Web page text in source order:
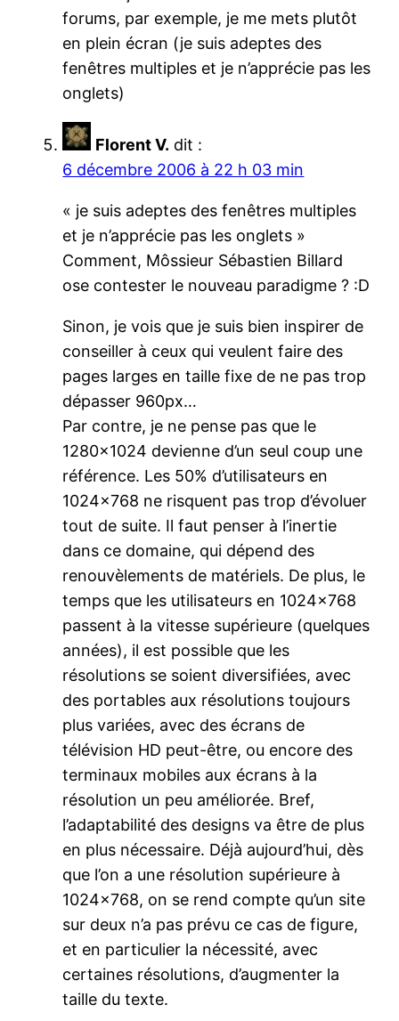
forums, par exemple, je me mets plutôt
en plein écran (je suis adeptes des
fenêtres multiples et je n’apprécie pas les
onglets)
Florent V. dit :
6 décembre 2006 à 22 h 03 min
« je suis adeptes des fenêtres multiples
et je n’apprécie pas les onglets »
Comment, Môssieur Sébastien Billard
ose contester le nouveau paradigme ? :D
Sinon, je vois que je suis bien inspirer de
conseiller à ceux qui veulent faire des
pages larges en taille fixe de ne pas trop
dépasser 960px…
Par contre, je ne pense pas que le
1280×1024 devienne d’un seul coup une
référence. Les 50% d’utilisateurs en
1024×768 ne risquent pas trop d’évoluer
tout de suite. Il faut penser à l’inertie
dans ce domaine, qui dépend des
renouvèlements de matériels. De plus, le
temps que les utilisateurs en 1024×768
passent à la vitesse supérieure (quelques
années), il est possible que les
résolutions se soient diversifiées, avec
des portables aux résolutions toujours
plus variées, avec des écrans de
télévision HD peut-être, ou encore des
terminaux mobiles aux écrans à la
résolution un peu améliorée. Bref,
l’adaptabilité des designs va être de plus
en plus nécessaire. Déjà aujourd’hui, dès
que l’on a une résolution supérieure à
1024×768, on se rend compte qu’un site
sur deux n’a pas prévu ce cas de figure,
et en particulier la nécessité, avec
certaines résolutions, d’augmenter la
taille du texte.